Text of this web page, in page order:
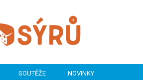
SOUTĚŽE NOVINKY